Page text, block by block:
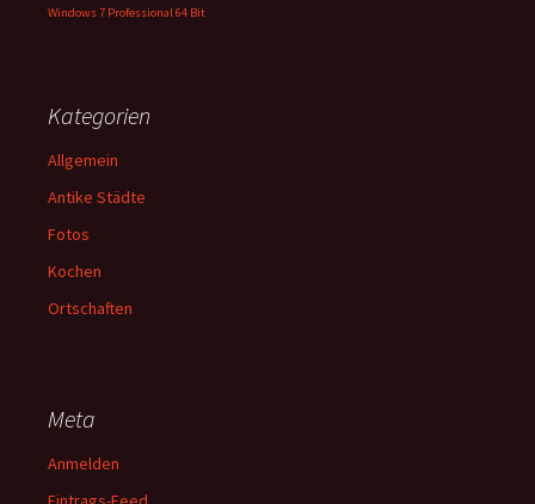
Windows 7 Professional 64 Bit
Kategorien
Allgemein
Antike Städte
Fotos
Kochen
Ortschaften
Meta
Anmelden